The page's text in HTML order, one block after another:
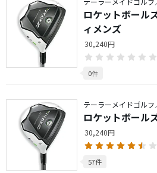
ロケットボール
ィメンズ
30,240円
0件
テーラーメイドゴル
ロケットボール
30,240円
57件